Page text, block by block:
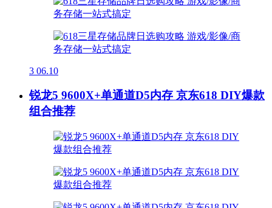
3 06.10
锐龙5 9600X+单通道D5内存 京东618 DIY爆款
组合推荐